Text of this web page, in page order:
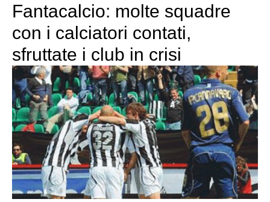
Fantacalcio: molte squadre
con i calciatori contati,
sfruttate i club in crisi